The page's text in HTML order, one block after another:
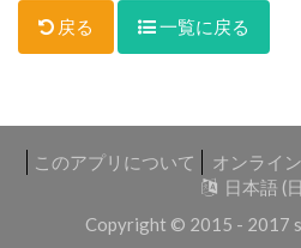
戻る 一覧に戻る
このアプリについて オンライ
日本語 (
Copyright © 2015 - 2017